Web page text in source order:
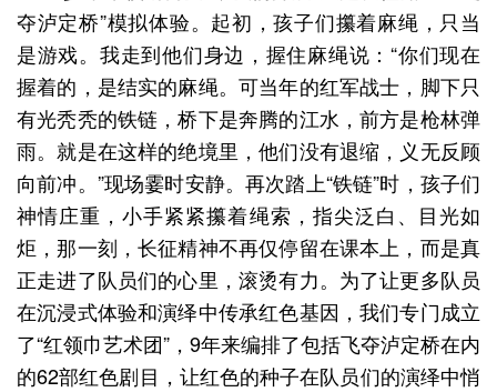
夺泸定桥”模拟体验。起初，孩子们攥着麻绳，只当
是游戏。我走到他们身边，握住麻绳说：“你们现在
握着的，是结实的麻绳。可当年的红军战士，脚下只
有光秃秃的铁链，桥下是奔腾的江水，前方是枪林弹
雨。就是在这样的绝境里，他们没有退缩，义无反顾
向前冲。”现场霎时安静。再次踏上“铁链”时，孩子们
神情庄重，小手紧紧攥着绳索，指尖泛白、目光如
炬，那一刻，长征精神不再仅停留在课本上，而是真
正走进了队员们的心里，滚烫有力。为了让更多队员
在沉浸式体验和演绎中传承红色基因，我们专门成立
了“红领巾艺术团”，9年来编排了包括飞夺泸定桥在内
的62部红色剧目，让红色的种子在队员们的演绎中悄